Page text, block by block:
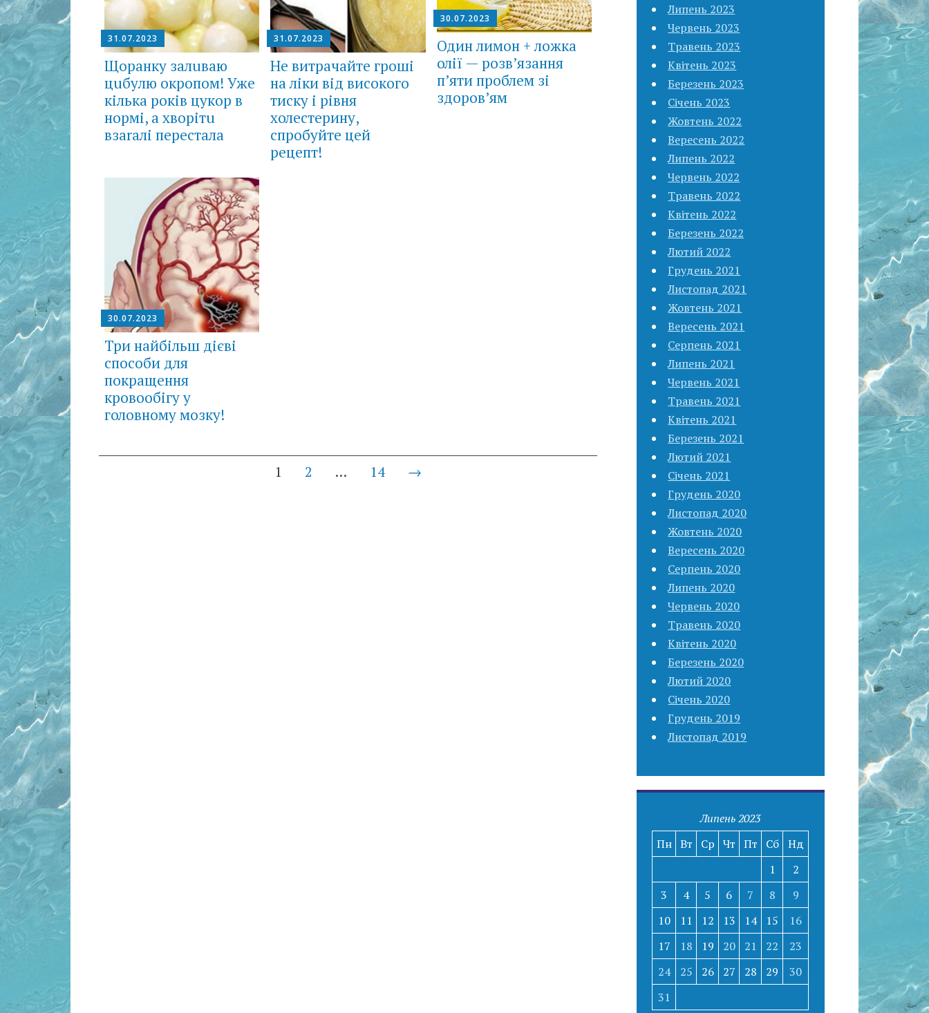
31.07.2023
Щоранку залuваю
цuбулю окропом! Уже
кілька років цукор в
нормі, а хворітu
взаrалі перестала
31.07.2023
Не витрачайте гроші
на ліки від високого
тиску і рівня
холестерину,
спробуйте цей
рецепт!
30.07.2023
Один лимон + ложка
олії — розв’язання
п’яти проблем зі
здоров’ям
30.07.2023
Три найбільш дієві
способи для
покращення
кровообігу у
головному мозку!
1 2 … 14 →
Липень 2023
Червень 2023
Травень 2023
Квітень 2023
Березень 2023
Січень 2023
Жовтень 2022
Вересень 2022
Липень 2022
Червень 2022
Травень 2022
Квітень 2022
Березень 2022
Лютий 2022
Грудень 2021
Листопад 2021
Жовтень 2021
Вересень 2021
Серпень 2021
Липень 2021
Червень 2021
Травень 2021
Квітень 2021
Березень 2021
Лютий 2021
Січень 2021
Грудень 2020
Листопад 2020
Жовтень 2020
Вересень 2020
Серпень 2020
Липень 2020
Червень 2020
Травень 2020
Квітень 2020
Березень 2020
Лютий 2020
Січень 2020
Грудень 2019
Листопад 2019
Липень 2023
Пн Вт Ср Чт Пт Сб Нд
1
2
3
4 5 6 7 8
9
10
11 12 13 14 15
16
17
18 19 20 21 22
23
24
25 26 27 28 29
30
31